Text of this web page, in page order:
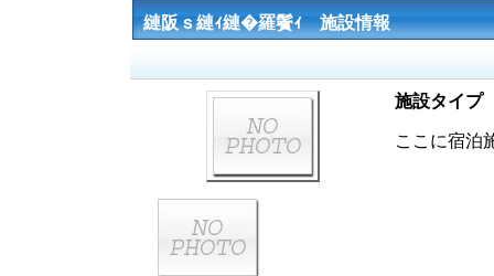
縺阪ｓ縺ｨ縺�羅鬢ｨ 施設情報
施設タイプ
ここに宿泊